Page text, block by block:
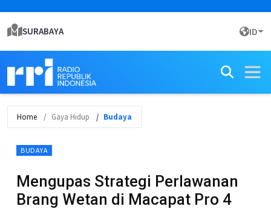
SURABAYA ID
Home Gaya Hidup Budaya
BUDAYA
Mengupas Strategi Perlawanan
Brang Wetan di Macapat Pro 4